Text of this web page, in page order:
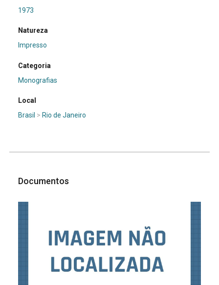
1973
Natureza
Impresso
Categoria
Monografias
Local
Brasil > Rio de Janeiro
Documentos